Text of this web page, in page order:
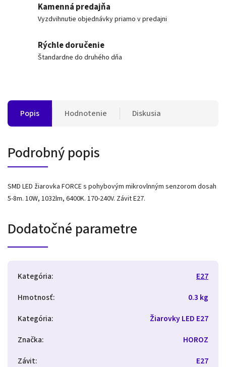
Kamenná predajňa
Vyzdvihnutie objednávky priamo v predajni
Rýchle doručenie
Štandardne do druhého dňa
Popis Hodnotenie Diskusia
Podrobný popis
SMD LED žiarovka FORCE s pohybovým mikrovlnným senzorom dosah
5-8m. 10W, 1032lm, 6400K. 170-240V. Závit E27.
Dodatočné parametre
Kategória:
E27
Hmotnosť:
0.3 kg
Kategória:
Žiarovky LED E27
Značka:
HOROZ
Závit:
E27